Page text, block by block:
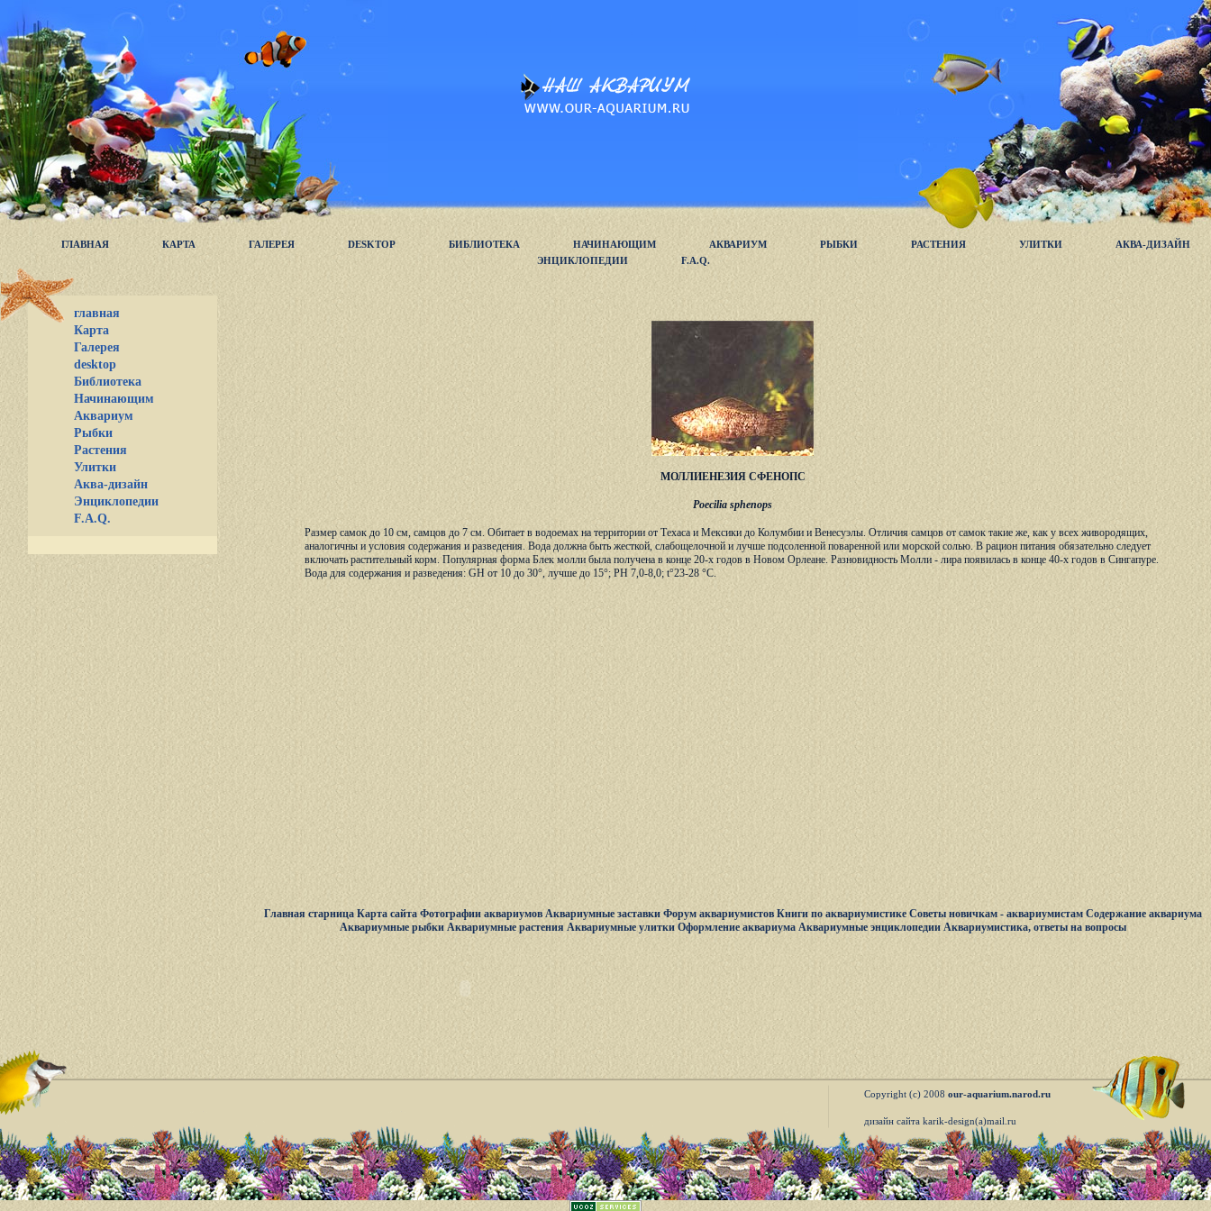
ГЛАВНАЯ КАРТА ГАЛЕРЕЯ DESKTOP БИБЛИОТЕКА НАЧИНАЮЩИМ АКВАРИУМ РЫБКИ РАСТЕНИЯ УЛИТКИ
АКВА-ДИЗАЙН
ЭНЦИКЛОПЕДИИ
F.A.Q.
главная
Карта
Галерея
desktop
Библиотека
Начинающим
Аквариум
Рыбки
Растения
Улитки
Аква-дизайн
Энциклопедии
F.A.Q.
МОЛЛИЕНЕЗИЯ СФЕНОПС
Poecilia sphenops
Размер самок до 10 см, самцов до 7 см. Обитает в водоемах на территории от Техаса и Мексики до Колумбии и Венесуэлы. Отличия самцов от самок такие же, как у всех живородящих,
аналогичны и условия содержания и разведения. Вода должна быть жесткой, слабощелочной и лучше подсоленной поваренной или морской солью. В рацион питания обязательно следует
включать растительный корм. Популярная форма Блек молли была получена в конце 20-х годов в Новом Орлеане. Разновидность Молли - лира появилась в конце 40-х годов в Сингапуре.
Вода для содержания и разведения: GH от 10 до 30°, лучше до 15°; PH 7,0-8,0; t°23-28 °С.
Главная старница Карта сайта Фотографии аквариумов Аквариумные заставки Форум аквариумистов Книги по аквариумистике Советы новичкам - аквариумистам Содержание аквариума
Аквариумные рыбки Аквариумные растения Аквариумные улитки Оформление аквариума Аквариумные энциклопедии Аквариумистика, ответы на вопросы
Copyright (c) 2008 our-aquarium.narod.ru
дизайн сайта karik-design(a)mail.ru